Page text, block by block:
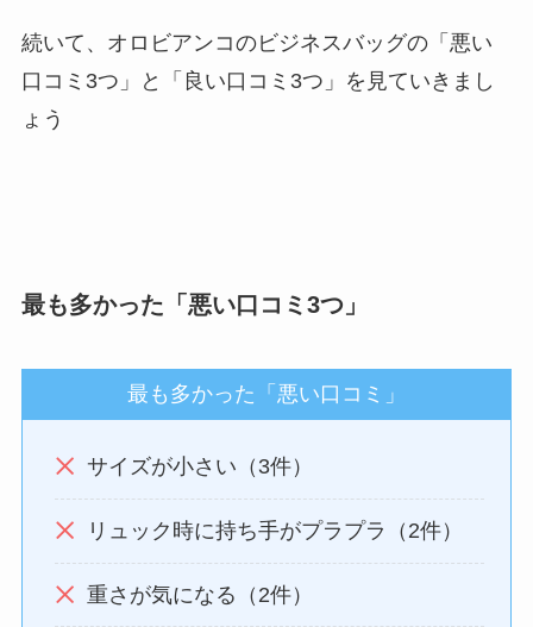
続いて、オロビアンコのビジネスバッグの「悪い
口コミ3つ」と「良い口コミ3つ」を見ていきまし
ょう
最も多かった「悪い口コミ3つ」
最も多かった「悪い口コミ」
サイズが小さい（3件）
リュック時に持ち手がプラプラ（2件）
重さが気になる（2件）